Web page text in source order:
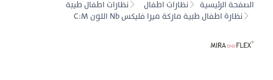
الصفحة الرئيسية نظارات اطفال
نظارات اطفال طيبة
نظارة اطفال طبية ماركة ميرا فليكس Nb اللون C:M